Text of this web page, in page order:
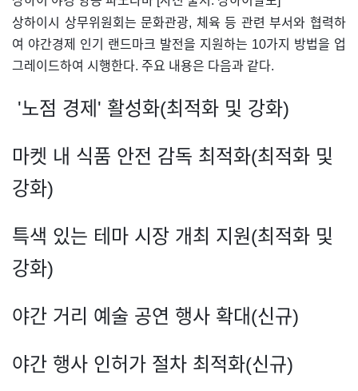
상하이시 상무위원회는 문화관광, 체육 등 관련 부서와 협력하
여 야간경제 인기 랜드마크 발전을 지원하는 10가지 방법을 업
그레이드하여 시행한다. 주요 내용은 다음과 같다.
'노점 경제' 활성화(최적화 및 강화)
마켓 내 식품 안전 감독 최적화(최적화 및
강화)
특색 있는 테마 시장 개최 지원(최적화 및
강화)
야간 거리 예술 공연 행사 확대(신규)
야간 행사 인허가 절차 최적화(신규)